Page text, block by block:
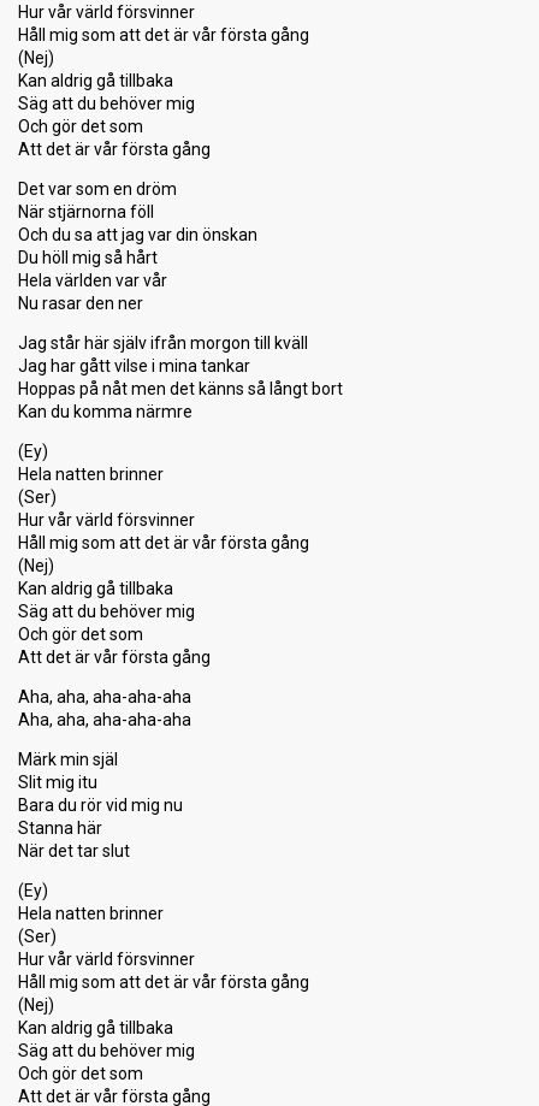
Hur vår värld försvinner
Håll mig som att det är vår första gång
(Nej)
Kan aldrig gå tillbaka
Säg att du behöver mig
Och gör det som
Att det är vår första gång
Det var som en dröm
När stjärnorna föll
Och du sa att jag var din önskan
Du höll mig så hårt
Hela världen var vår
Nu rasar den ner
Jag står här själv ifrån morgon till kväll
Jag har gått vilse i mina tankar
Hoppas på nåt men det känns så långt bort
Kan du komma närmre
(Ey)
Hela natten brinner
(Ser)
Hur vår värld försvinner
Håll mig som att det är vår första gång
(Nej)
Kan aldrig gå tillbaka
Säg att du behöver mig
Och gör det som
Att det är vår första gång
Aha, aha, aha-aha-aha
Aha, aha, aha-aha-aha
Märk min själ
Slit mig itu
Bara du rör vid mig nu
Stanna här
När det tar slut
(Ey)
Hela natten brinner
(Ser)
Hur vår värld försvinner
Håll mig som att det är vår första gång
(Nej)
Kan aldrig gå tillbaka
Säg att du behöver mig
Och gör det som
Att det är vår första gång